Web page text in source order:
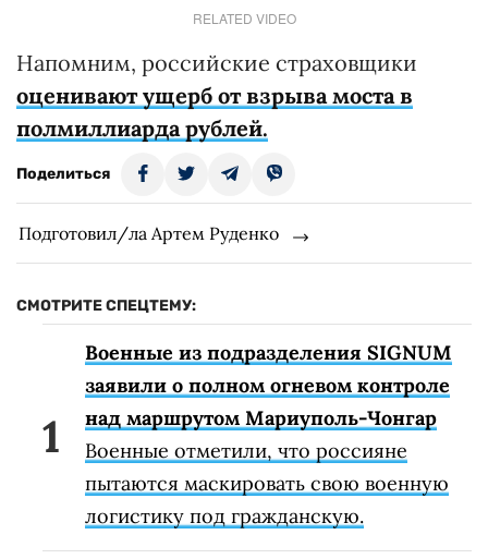
RELATED VIDEO
Напомним, российские страховщики
оценивают ущерб от взрыва моста в
полмиллиарда рублей.
Поделиться
Подготовил/ла Артем Руденко
СМОТРИТЕ СПЕЦТЕМУ:
Военные из подразделения SIGNUM
заявили о полном огневом контроле
над маршрутом Мариуполь-Чонгар
Военные отметили, что россияне
пытаются маскировать свою военную
логистику под гражданскую.